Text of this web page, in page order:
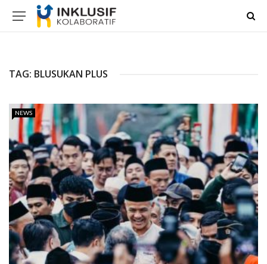
TAG: BLUSUKAN PLUS
NEWS